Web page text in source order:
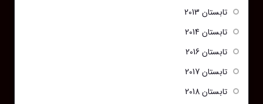
تابستان 2013
تابستان 2014
تابستان 2016
تابستان 2017
تابستان 2018